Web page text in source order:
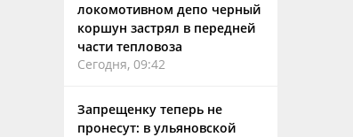
локомотивном депо черный
коршун застрял в передней
части тепловоза
Сегодня, 09:42
Запрещенку теперь не
пронесут: в ульяновской